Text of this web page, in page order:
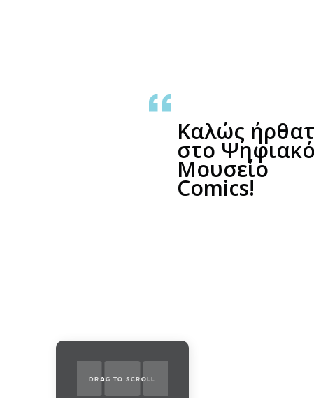
Καλώς
στο Ψηφιακό
Μουσείο
Comics!
DRAG TO SCROLL